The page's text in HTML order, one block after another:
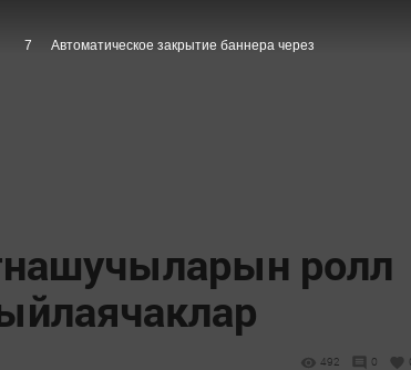
ролл
492 0
6 Автоматическое закрытие баннера через